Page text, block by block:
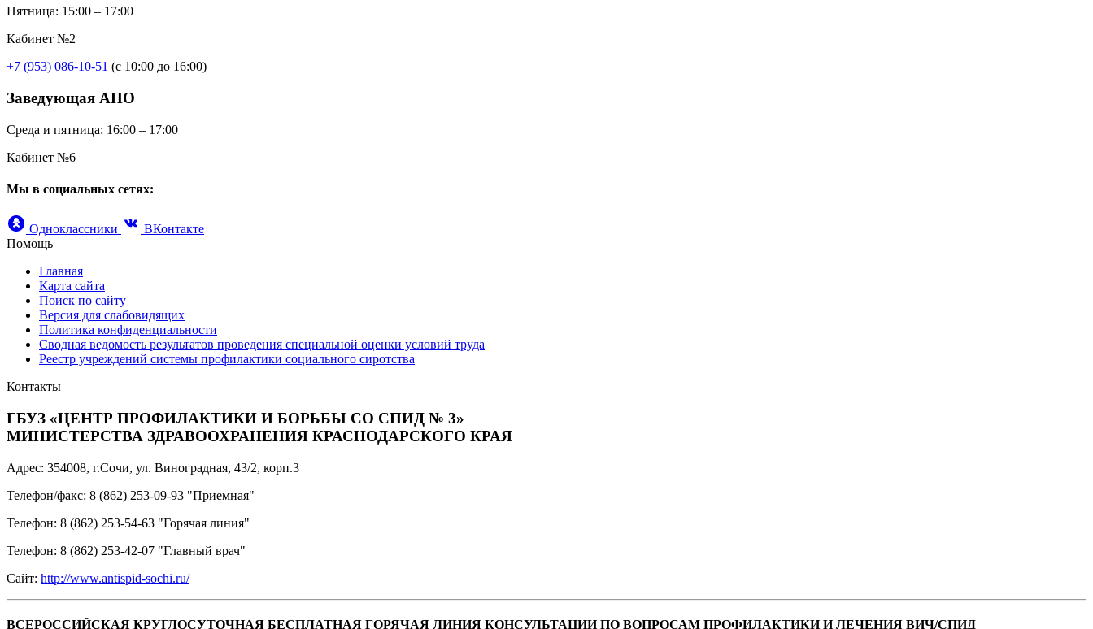
Пятница: 15:00 – 17:00
Кабинет №2
+7 (953) 086-10-51 (с 10:00 до 16:00)
Заведующая АПО
Среда и пятница: 16:00 – 17:00
Кабинет №6
Мы в социальных сетях:
Одноклассники
ВКонтакте
Помощь
Главная
Карта сайта
Поиск по сайту
Версия для слабовидящих
Политика конфиденциальности
Сводная ведомость результатов проведения специальной оценки условий труда
Реестр учреждений системы профилактики социального сиротства
Контакты
ГБУЗ «ЦЕНТР ПРОФИЛАКТИКИ И БОРЬБЫ СО СПИД № 3»
МИНИСТЕРСТВА ЗДРАВООХРАНЕНИЯ КРАСНОДАРСКОГО КРАЯ
Адрес: 354008, г.Сочи, ул. Виноградная, 43/2, корп.3
Телефон/факс: 8 (862) 253-09-93 "Приемная"
Телефон: 8 (862) 253-54-63 "Горячая линия"
Телефон: 8 (862) 253-42-07 "Главный врач"
Сайт: http://www.antispid-sochi.ru/
ВСЕРОССИЙСКАЯ КРУГЛОСУТОЧНАЯ БЕСПЛАТНАЯ ГОРЯЧАЯ ЛИНИЯ КОНСУЛЬТАЦИИ ПО ВОПРОСАМ ПРОФИЛАКТИКИ И ЛЕЧЕНИЯ ВИЧ/СПИД